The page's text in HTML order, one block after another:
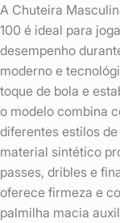
A Chuteira
100 é ideal para
desempenho
moderno e
toque de bola e
o modelo combina
diferentes estilos
material sintético
passes, dribles e
oferece firmeza e
palmilha macia